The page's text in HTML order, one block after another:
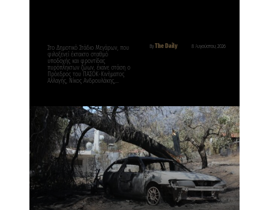
By The Daily 8 Αυγούστου, 2026
Στο Δημοτικό Στάδιο Μεγάρων, που
φιλοξενεί έκτακτο σταθμό
υποδοχής και φροντίδας
πυρόπληκτων ζώων, έκανε στάση ο
Πρόεδρος του ΠΑΣΟΚ-Κινήματος
Αλλαγής, Νίκος Ανδρουλάκης,…